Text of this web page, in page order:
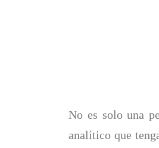
No es solo una
analítico que